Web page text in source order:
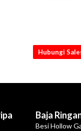
Hubungi
Baja
Besi Hollow